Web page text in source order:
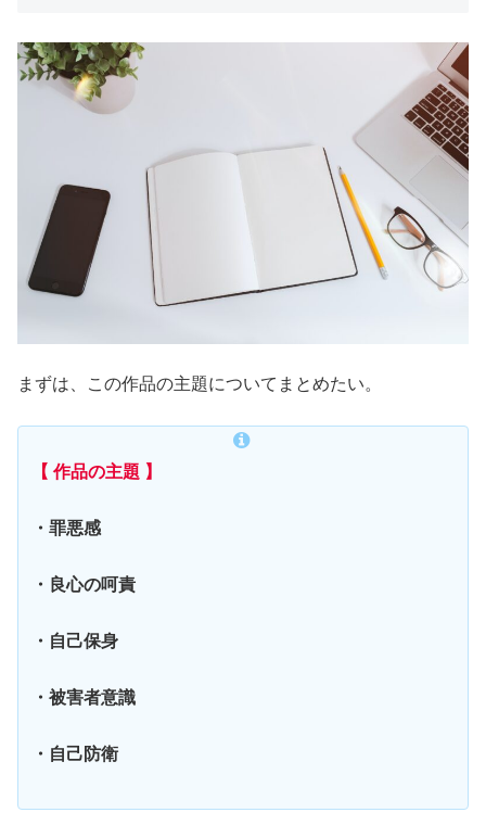
まずは、この作品の主題についてまとめたい。
【 作品の主題 】
・罪悪感
・良心の呵責
・自己保身
・被害者意識
・自己防衛